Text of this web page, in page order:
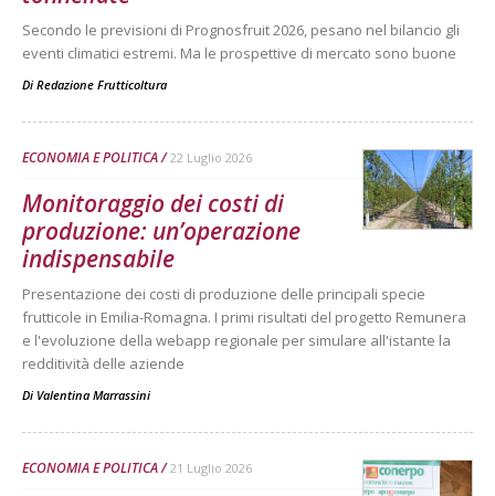
Secondo le previsioni di Prognosfruit 2026, pesano nel bilancio gli
eventi climatici estremi. Ma le prospettive di mercato sono buone
Di Redazione Frutticoltura
ECONOMIA E POLITICA 22 Luglio 2026
Monitoraggio dei costi di
produzione: un’operazione
indispensabile
Presentazione dei costi di produzione delle principali specie
frutticole in Emilia-Romagna. I primi risultati del progetto Remunera
e l'evoluzione della webapp regionale per simulare all'istante la
redditività delle aziende
Di Valentina Marrassini
ECONOMIA E POLITICA 21 Luglio 2026